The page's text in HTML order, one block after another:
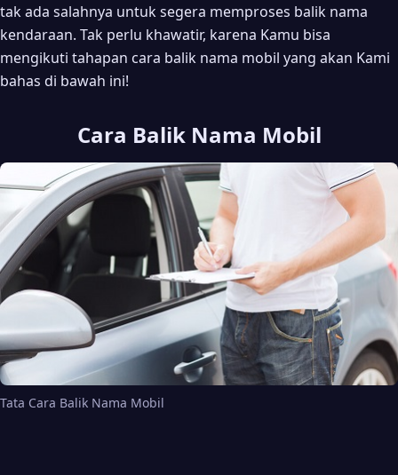
tak ada salahnya untuk segera memproses balik nama
kendaraan. Tak perlu khawatir, karena Kamu bisa
mengikuti tahapan cara balik nama mobil yang akan Kami
bahas di bawah ini!
Cara Balik Nama Mobil
Tata Cara Balik Nama Mobil